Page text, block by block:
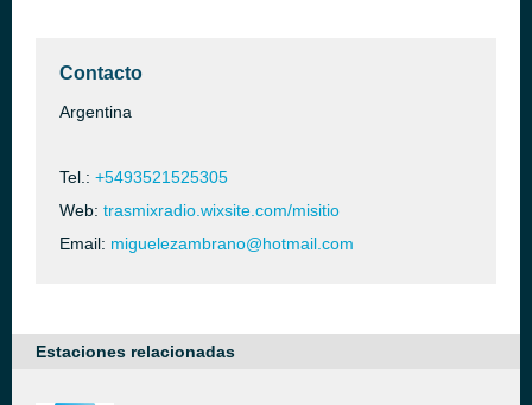
Contacto
Argentina
Tel.: +5493521525305
Web: trasmixradio.wixsite.com/misitio
Email: miguelezambrano@hotmail.com
Estaciones relacionadas